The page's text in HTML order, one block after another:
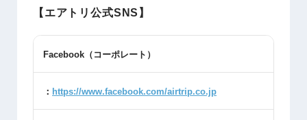
【エアトリ公式SNS】
Facebook （コーポレート）
： https://www.facebook.com/airtrip.co.jp